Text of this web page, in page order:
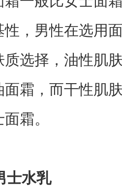
性，男性在选用
质选择，油性肌
面霜，而干性肌
霜。
士水乳